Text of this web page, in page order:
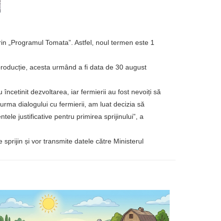
Tomata”. Astfel, noul termen este 1
acesta urmând a fi data de 30 august
încetinit dezvoltarea, iar fermierii au fost nevoiți să
dialogului cu fermierii, am luat decizia să
justificative pentru primirea sprijinului”, a
și vor transmite datele către Ministerul